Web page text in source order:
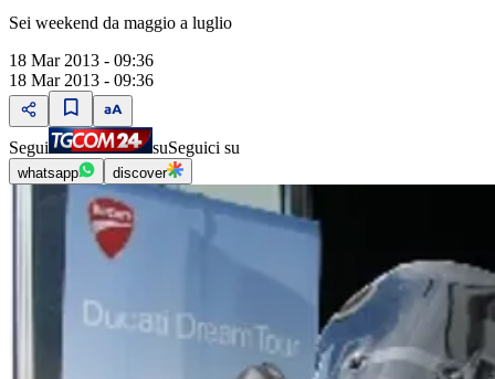
Sei weekend da maggio a luglio
18 Mar 2013 - 09:36
18 Mar 2013 - 09:36
Segui suSeguici su
whatsapp discover